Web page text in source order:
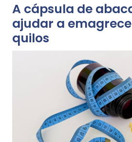
A cápsula de
ajudar a
quilos